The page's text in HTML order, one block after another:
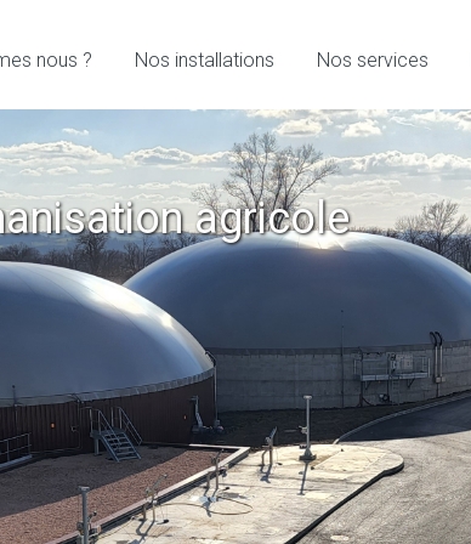
nous ? Nos installations Nos services
agricole
agricole